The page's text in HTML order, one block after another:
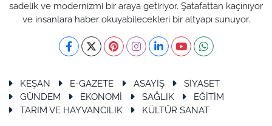
sadelik ve modernizmi bir araya getiriyor. Şatafattan kaçınıyor
ve insanlara haber okuyabilecekleri bir altyapı sunuyor.
KEŞAN E-GAZETE ASAYİŞ
SİYASET
GÜNDEM
EKONOMİ SAĞLIK
EĞİTİM
TARIM VE HAYVANCILIK
KÜLTÜR SANAT